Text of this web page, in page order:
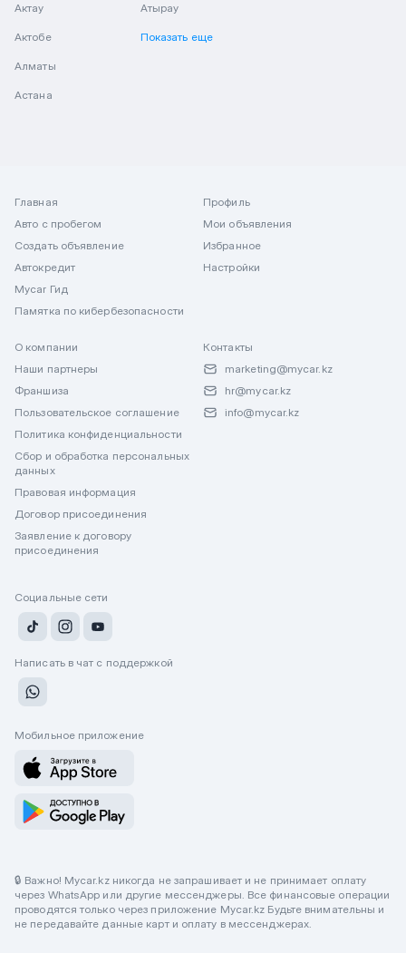
Актау
Актобе
Алматы
Астана
Атырау
Показать еще
Главная
Авто с пробегом
Создать объявление
Автокредит
Mycar Гид
Памятка по кибербезопасности
Профиль
Мои объявления
Избранное
Настройки
О компании
Наши партнеры
Франшиза
Пользовательское соглашение
Политика конфиденциальности
Сбор и обработка персональных
данных
Правовая информация
Договор присоединения
Заявление к договору
присоединения
Контакты
marketing@mycar.kz
hr@mycar.kz
info@mycar.kz
Социальные сети
Написать в чат с поддержкой
Мобильное приложение
🔒 Важно! Mycar.kz никогда не запрашивает и не принимает оплату
через WhatsApp или другие мессенджеры. Все финансовые операции
проводятся только через приложение Mycar.kz Будьте внимательны и
не передавайте данные карт и оплату в мессенджерах.